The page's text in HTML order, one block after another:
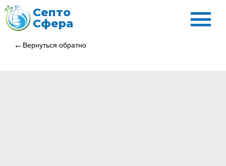
Септо
Сфера
Вернуться обратно